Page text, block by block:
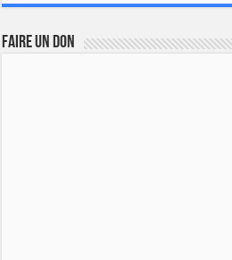
FAIRE UN DON